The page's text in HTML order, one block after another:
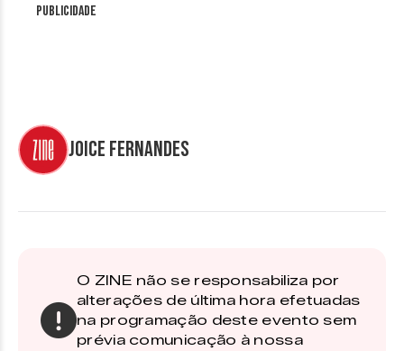
Publicidade
Joice Fernandes
O ZINE não se responsabiliza por
alterações de última hora efetuadas
na programação deste evento sem
prévia comunicação à nossa